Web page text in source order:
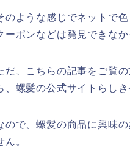
のような感じでネットで
ーポンなどは発見できなか
だ、こちらの記事をご覧
、螺髪の公式サイトらし
ので、螺髪の商品に興味
ん。